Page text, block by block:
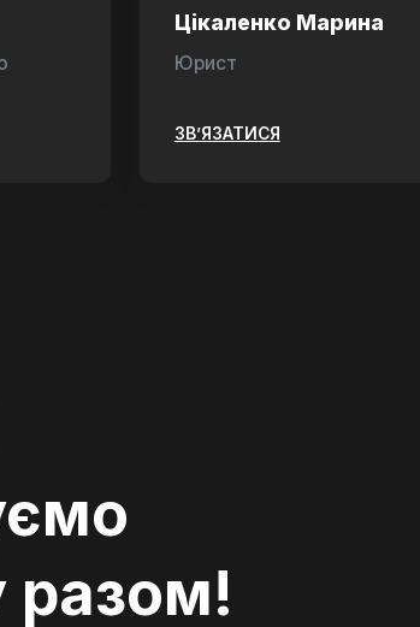
Цікаленко Марина
Юрист
ЗВ’ЯЗАТИСЯ
разом!